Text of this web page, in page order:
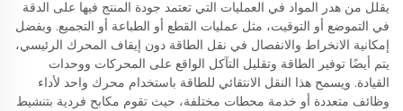
يقلل من هدر المواد في العمليات التي تعتمد جودة المنتج فيها على الدقة
في التموضع أو التوقيت، مثل عمليات القطع أو الطباعة أو التجميع. وبفضل
إمكانية الانخراط والانفصال في نقل الطاقة دون إيقاف المحرك الرئيسي،
يتم أيضًا توفير الطاقة وتقليل التآكل الواقع على المحركات ووحدات
القيادة. ويسمح هذا النقل الانتقائي للطاقة باستخدام محرك واحد لأداء
وظائف متعددة أو خدمة محطات مختلفة، حيث تقوم مكابح فردية بتنشيط